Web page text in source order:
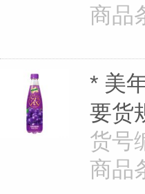
商品
* 美
要货
货号
商品